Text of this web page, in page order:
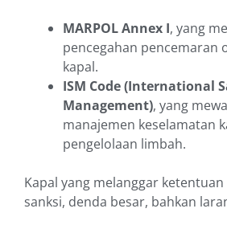
MARPOL Annex I, yang
pencegahan pencemaran
kapal.
ISM Code (International
Management), yang
manajemen keselamatan
pengelolaan limbah.
Kapal yang melanggar
sanksi, denda besar, bahkan